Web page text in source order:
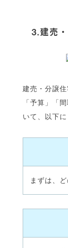
3.建売
建売・分譲
「予算」「
いて、以下に
まずは、